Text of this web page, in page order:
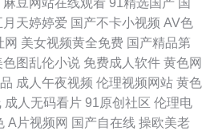
洲色图男人天堂Av 免费三级wwwcom 91
在线 国淫av 国产原创在线五区 黑料AV网
国产熟妇一区二区视频 国产精品国产级国
麻豆网站在线观看 91精选国产 国
月天婷婷爱 国产不卡小视频 AV色
网 美女视频黄全免费 国产精品第
色图乱伦小说 免费成人软件 黄色网
成人午夜视频 伦理视频网站 黄色
成人无码看片 91原创社区 伦理电
A片视频网 国产自在线 操欧美老